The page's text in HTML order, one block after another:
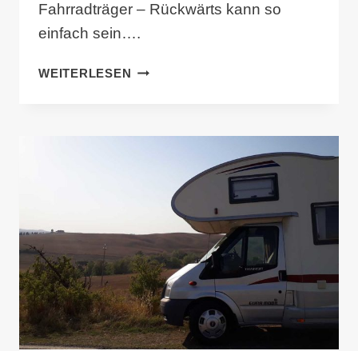
Fahrradträger – Rückwärts kann so
einfach sein….
WEITERLESEN ANHÄNGER